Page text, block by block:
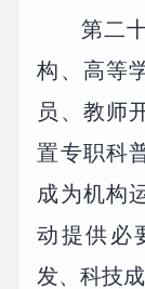
第二
构、高等
员、教师
置专职科
成为机构
动提供必
发、科技